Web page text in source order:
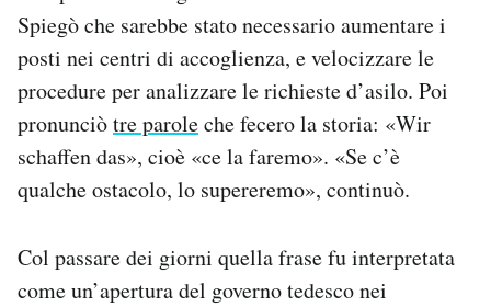
Spiegò che sarebbe stato necessario aumentare i
posti nei centri di accoglienza, e velocizzare le
procedure per analizzare le richieste d’asilo. Poi
pronunciòtre paroleche fecero la storia: «Wir
schaffen das», cioè «ce la faremo». «Se c’è
qualche ostacolo, lo supereremo», continuò.
Col passare dei giorni quella frase fu interpretata
come un’apertura del governo tedesco nei